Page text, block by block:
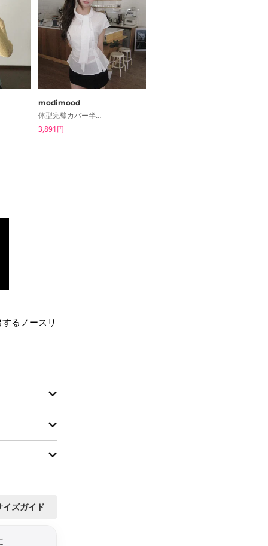
modimood
体型完璧カバー半袖リボンブラウス - 4color
3,891円
るノースリ
イズガイド